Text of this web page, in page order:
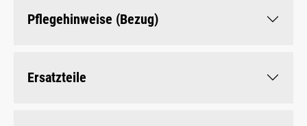
Pflegehinweise (Bezug)
Ersatzteile